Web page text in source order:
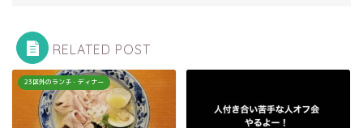
RELATED POST
23区外のランチ・ディナー